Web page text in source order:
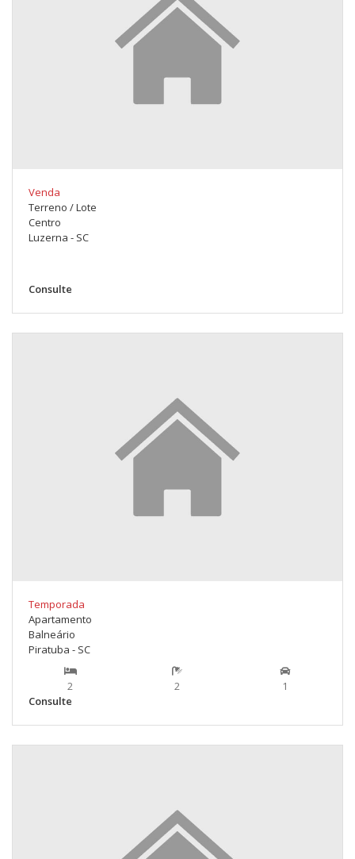
Venda
Terreno / Lote
Centro
Luzerna - SC
Consulte
Temporada
Apartamento
Balneário
Piratuba - SC
2 2
1
Consulte